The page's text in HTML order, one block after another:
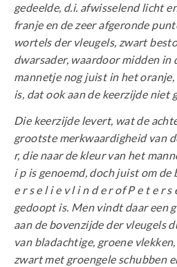
gedeelde, d.i. afwisselend licht
franje en de zeer afgeronde
wortels der vleugels, zwart
dwarsader, waardoor midden in
mannetje nog juist in het
is, dat ook aan de keerzijde niet
Die keerzijde levert, wat de
grootste merkwaardigheid van
r, die naar de kleur van het
i p is genoemd, doch juist om de
e r s e l i e v l i n d e r of P e t e r s
gedoopt is. Men vindt daar een
aan de bovenzijde der vleugels
van bladachtige, groene
zwart met groengele schubben